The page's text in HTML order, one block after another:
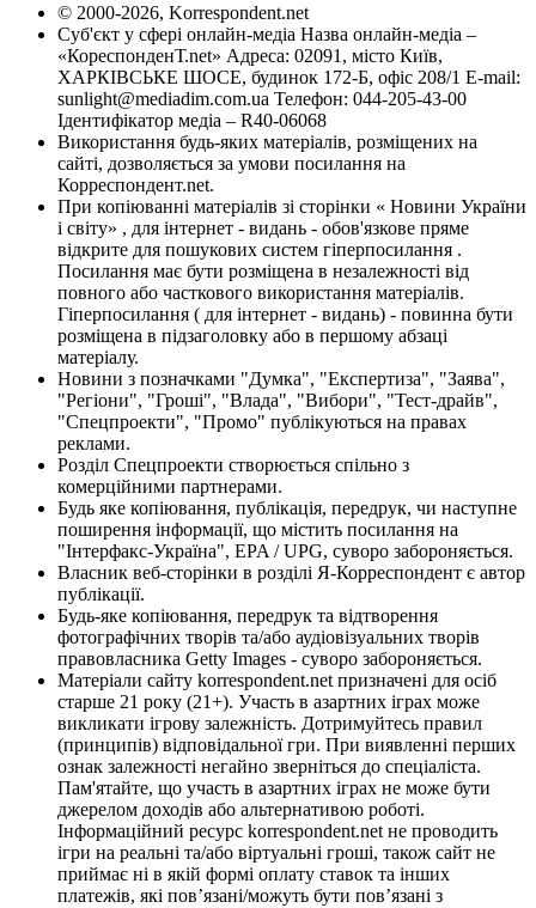
© 2000-2026, Korrespondent.net
Суб'єкт у сфері онлайн-медіа Назва онлайн-медіа –
«КореспонденТ.net» Адреса: 02091, місто Київ,
ХАРКІВСЬКЕ ШОСЕ, будинок 172-Б, офіс 208/1 E-mail:
sunlight@mediadim.com.ua Телефон: 044-205-43-00
Ідентифікатор медіа – R40-06068
Використання будь-яких матеріалів, розміщених на
сайті, дозволяється за умови посилання на
Корреспондент.net.
При копіюванні матеріалів зі сторінки « Новини України
і світу» , для інтернет - видань - обов'язкове пряме
відкрите для пошукових систем гіперпосилання .
Посилання має бути розміщена в незалежності від
повного або часткового використання матеріалів.
Гіперпосилання ( для інтернет - видань) - повинна бути
розміщена в підзаголовку або в першому абзаці
матеріалу.
Новини з позначками "Думка", "Експертиза", "Заява",
"Регіони", "Гроші", "Влада", "Вибори", "Тест-драйв",
"Спецпроекти", "Промо" публікуються на правах
реклами.
Розділ Спецпроекти створюється спільно з
комерційними партнерами.
Будь яке копіювання, публікація, передрук, чи наступне
поширення інформації, що містить посилання на
"Інтерфакс-Україна", EPA / UPG, суворо забороняється.
Власник веб-сторінки в розділі Я-Корреспондент є автор
публікації.
Будь-яке копіювання, передрук та відтворення
фотографічних творів та/або аудіовізуальних творів
правовласника Getty Images - суворо забороняється.
Матеріали сайту korrespondent.net призначені для осіб
старше 21 року (21+). Участь в азартних іграх може
викликати ігрову залежність. Дотримуйтесь правил
(принципів) відповідальної гри. При виявленні перших
ознак залежності негайно зверніться до спеціаліста.
Пам'ятайте, що участь в азартних іграх не може бути
джерелом доходів або альтернативою роботі.
Інформаційний ресурс korrespondent.net не проводить
ігри на реальні та/або віртуальні гроші, також сайт не
приймає ні в якій формі оплату ставок та інших
платежів, які пов’язані/можуть бути пов’язані з